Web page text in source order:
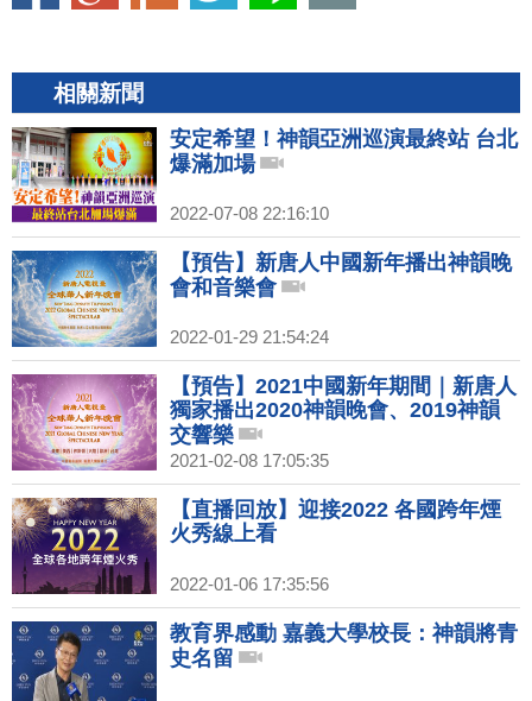
相關新聞
安定希望！神韻亞洲巡演最終站 台北
爆滿加場
2022-07-08 22:16:10
【預告】新唐人中國新年播出神韻晚
會和音樂會
2022-01-29 21:54:24
【預告】2021中國新年期間｜新唐人
獨家播出2020神韻晚會、2019神韻
交響樂
2021-02-08 17:05:35
【直播回放】迎接2022 各國跨年煙
火秀線上看
2022-01-06 17:35:56
教育界感動 嘉義大學校長：神韻將青
史名留